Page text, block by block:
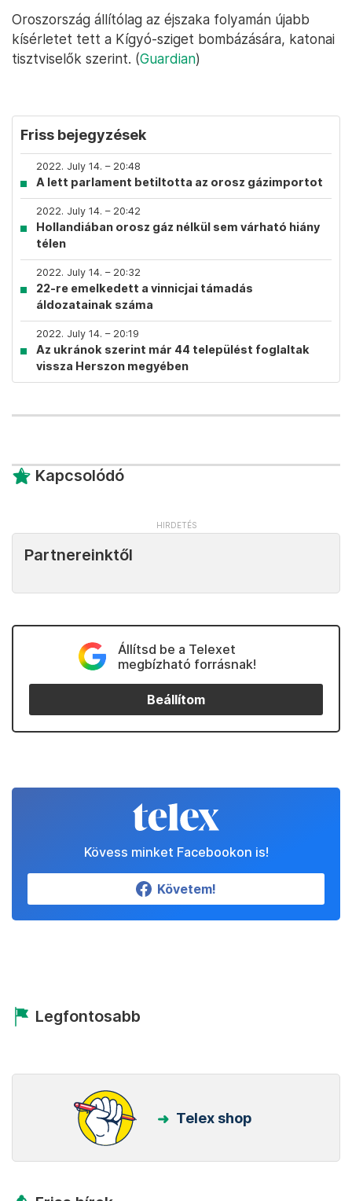
Oroszország állítólag az éjszaka folyamán újabb
kísérletet tett a Kígyó-sziget bombázására, katonai
tisztviselők szerint. (Guardian)
Friss bejegyzések
2022. July 14. – 20:48
A lett parlament betiltotta az orosz gázimportot
2022. July 14. – 20:42
Hollandiában orosz gáz nélkül sem várható hiány
télen
2022. July 14. – 20:32
22-re emelkedett a vinnicjai támadás
áldozatainak száma
2022. July 14. – 20:19
Az ukránok szerint már 44 települést foglaltak
vissza Herszon megyében
Kapcsolódó
Partnereinktől
Állítsd be a Telexet
megbízható forrásnak!
Beállítom
Kövess minket Facebookon is!
Követem!
Legfontosabb
Telex shop